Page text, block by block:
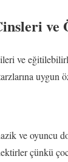
ve
uygun
ve oyuncu
çünkü